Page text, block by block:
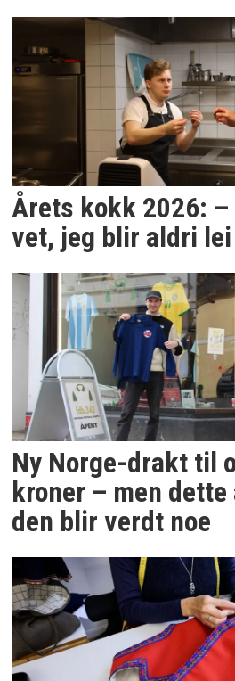
Årets kokk 2026: –
vet, jeg blir aldri lei
Ny Norge-drakt til
kroner – men
den blir verdt noe